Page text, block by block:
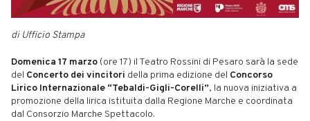
di Ufficio Stampa
Domenica 17 marzo (ore 17) il Teatro Rossini di Pesaro sarà la sede
del Concerto dei vincitori della prima edizione del Concorso
Lirico Internazionale “Tebaldi-Gigli-Corelli”, la nuova iniziativa a
promozione della lirica istituita dalla Regione Marche e coordinata
dal Consorzio Marche Spettacolo.